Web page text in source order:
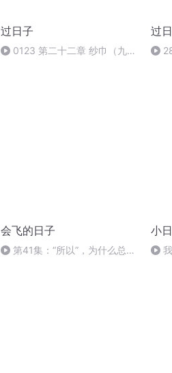
过日子
0123 第二十二章 纱巾（九）
过
会飞的日子
第41集：“所以”，为什么总跟
小